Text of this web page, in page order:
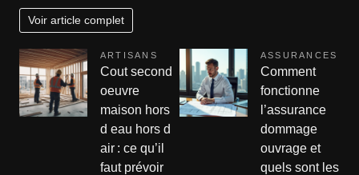
votre
bien
La
Rochelle
Voir article complet
ARTISANS
Cout second
oeuvre
maison hors
d eau hors d
air : ce qu’il
faut prévoir
ASSURANCES
Comment
fonctionne
l’assurance
dommage
ouvrage et
quels sont les